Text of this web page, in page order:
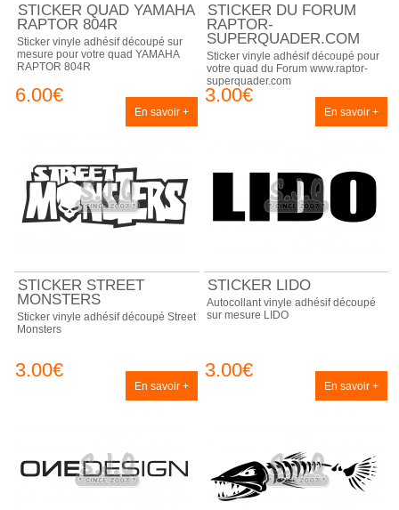
STICKER QUAD YAMAHA
RAPTOR 804R
Sticker vinyle adhésif découpé sur
mesure pour votre quad YAMAHA
RAPTOR 804R
6.00€
En savoir +
STICKER DU FORUM
RAPTOR-
SUPERQUADER.COM
Sticker vinyle adhésif découpé pour
votre quad du Forum www.raptor-
superquader.com
3.00€
En savoir +
STICKER STREET
MONSTERS
Sticker vinyle adhésif découpé Street
Monsters
3.00€
En savoir +
STICKER LIDO
Autocollant vinyle adhésif découpé
sur mesure LIDO
3.00€
En savoir +